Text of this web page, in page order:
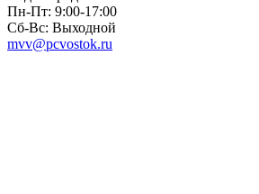
Пн-Пт: 9:00-17:00
Сб-Вс: Выходной
mvv@pcvostok.ru